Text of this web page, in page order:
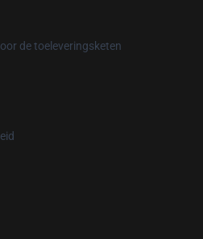
de toeleveringsketen